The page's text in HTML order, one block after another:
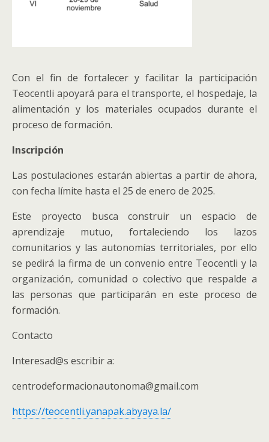
Con el fin de fortalecer y facilitar la participación
Teocentli apoyará para el transporte, el hospedaje, la
alimentación y los materiales ocupados durante el
proceso de formación.
Inscripción
Las postulaciones estarán abiertas a partir de ahora,
con fecha límite hasta el 25 de enero de 2025.
Este proyecto busca construir un espacio de
aprendizaje mutuo, fortaleciendo los lazos
comunitarios y las autonomías territoriales, por ello
se pedirá la firma de un convenio entre Teocentli y la
organización, comunidad o colectivo que respalde a
las personas que participarán en este proceso de
formación.
Contacto
Interesad@s escribir a:
centrodeformacionautonoma@gmail.com
https://teocentli.yanapak.abyaya.la/